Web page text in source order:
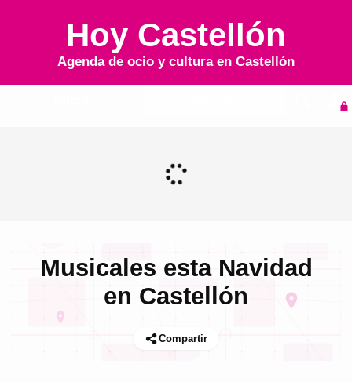
Hoy Castellón
Agenda de ocio y cultura en Castellón
Musicales esta Navidad
en Castellón
Compartir